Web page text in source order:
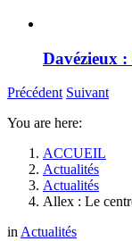
Davézieux
Précédent Suivant
You are here:
ACCUEIL
Actualités
Actualités
Allex : Le
inActualités